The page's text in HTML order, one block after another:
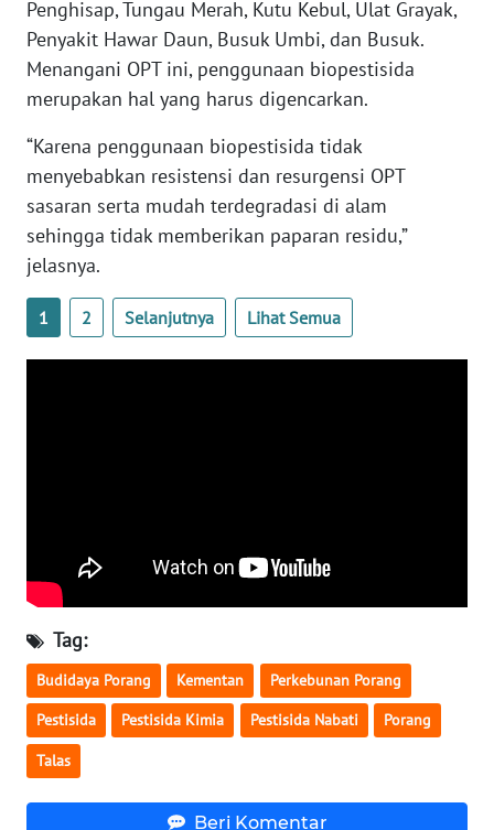
Penghisap, Tungau Merah, Kutu Kebul, Ulat Grayak,
Penyakit Hawar Daun, Busuk Umbi, dan Busuk.
Menangani OPT ini, penggunaan biopestisida
merupakan hal yang harus digencarkan.
“Karena penggunaan biopestisida tidak
menyebabkan resistensi dan resurgensi OPT
sasaran serta mudah terdegradasi di alam
sehingga tidak memberikan paparan residu,”
jelasnya.
1 2 Selanjutnya Lihat Semua
Tag:
Budidaya Porang Kementan Perkebunan Porang
Pestisida Pestisida Kimia Pestisida Nabati Porang
Talas
Beri Komentar
JATENG
WN
NUSANTARA
JOGJA
WN
JATIM
WN
KALTARA
WN
KALSEL
WN
KALTIM